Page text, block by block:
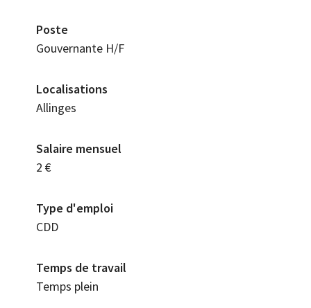
Poste
Gouvernante H/F
Localisations
Allinges
Salaire mensuel
2 €
Type d'emploi
CDD
Temps de travail
Temps plein